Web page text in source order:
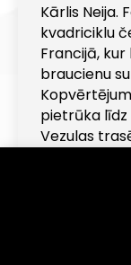
Kārlis Neija.
kvadriciklu
Francijā, kur
braucienu
pietrūka
Vezulas